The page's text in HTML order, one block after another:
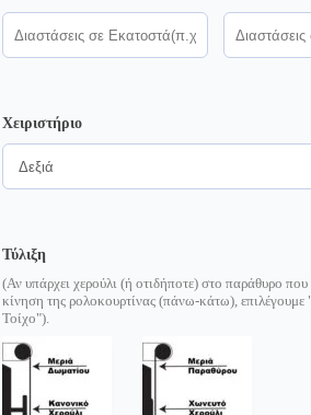
Χειριστήριο
Τύλιξη
(Αν υπάρχει χερούλι (ή οτιδήποτε) στο παράθυρο που
κίνηση της ρολοκουρτίνας (πάνω-κάτω),
Τοίχο").